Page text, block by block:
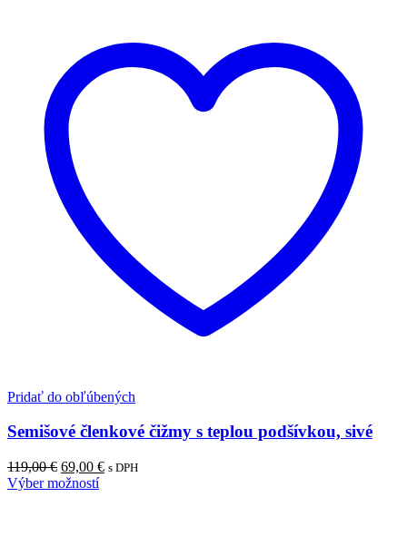
Pridať do obľúbených
Semišové členkové čižmy s teplou podšívkou, sivé
119,00€ 69,00 € s DPH
Výber možností